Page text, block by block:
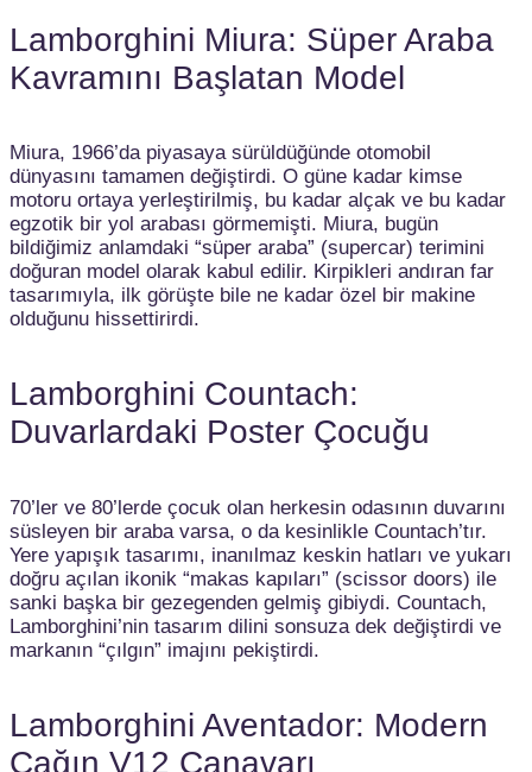
Lamborghini Miura: Süper Araba
Kavramını Başlatan Model
Miura, 1966’da piyasaya sürüldüğünde otomobil
dünyasını tamamen değiştirdi. O güne kadar kimse
motoru ortaya yerleştirilmiş, bu kadar alçak ve bu kadar
egzotik bir yol arabası görmemişti. Miura, bugün
bildiğimiz anlamdaki “süper araba” (supercar) terimini
doğuran model olarak kabul edilir. Kirpikleri andıran far
tasarımıyla, ilk görüşte bile ne kadar özel bir makine
olduğunu hissettirirdi.
Lamborghini Countach:
Duvarlardaki Poster Çocuğu
70’ler ve 80’lerde çocuk olan herkesin odasının duvarını
süsleyen bir araba varsa, o da kesinlikle Countach’tır.
Yere yapışık tasarımı, inanılmaz keskin hatları ve yukarı
doğru açılan ikonik “makas kapıları” (scissor doors) ile
sanki başka bir gezegenden gelmiş gibiydi. Countach,
Lamborghini’nin tasarım dilini sonsuza dek değiştirdi ve
markanın “çılgın” imajını pekiştirdi.
Lamborghini Aventador: Modern
Çağın V12 Canavarı